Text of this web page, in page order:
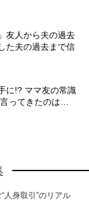
友人から夫の過去
た夫の過去まで信
に!? ママ友の常識
ってきたのは…
人身取引”のリアル